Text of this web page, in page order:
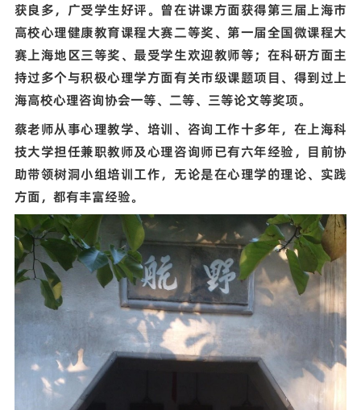
获良多，广受学生好评。曾在讲课方面获得第三届上海市
高校心理健康教育课程大赛二等奖、第一届全国微课程大
赛上海地区三等奖、最受学生欢迎教师等；在科研方面主
持过多个与积极心理学方面有关市级课题项目、得到过上
海高校心理咨询协会一等、二等、三等论文等奖项。
蔡老师从事心理教学、培训、咨询工作十多年，在上海科
技大学担任兼职教师及心理咨询师已有六年经验，目前协
助带领树洞小组培训工作，无论是在心理学的理论、实践
方面，都有丰富经验。